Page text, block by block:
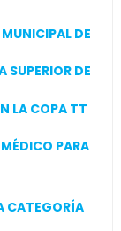
DE
SUPERIOR DE
LA COPA TT
PARA
CATEGORÍA